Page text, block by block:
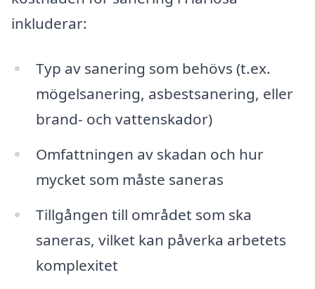
inkluderar:
Typ av sanering som behövs (t.ex.
mögelsanering, asbestsanering, eller
brand- och vattenskador)
Omfattningen av skadan och hur
mycket som måste saneras
Tillgången till området som ska
saneras, vilket kan påverka arbetets
komplexitet